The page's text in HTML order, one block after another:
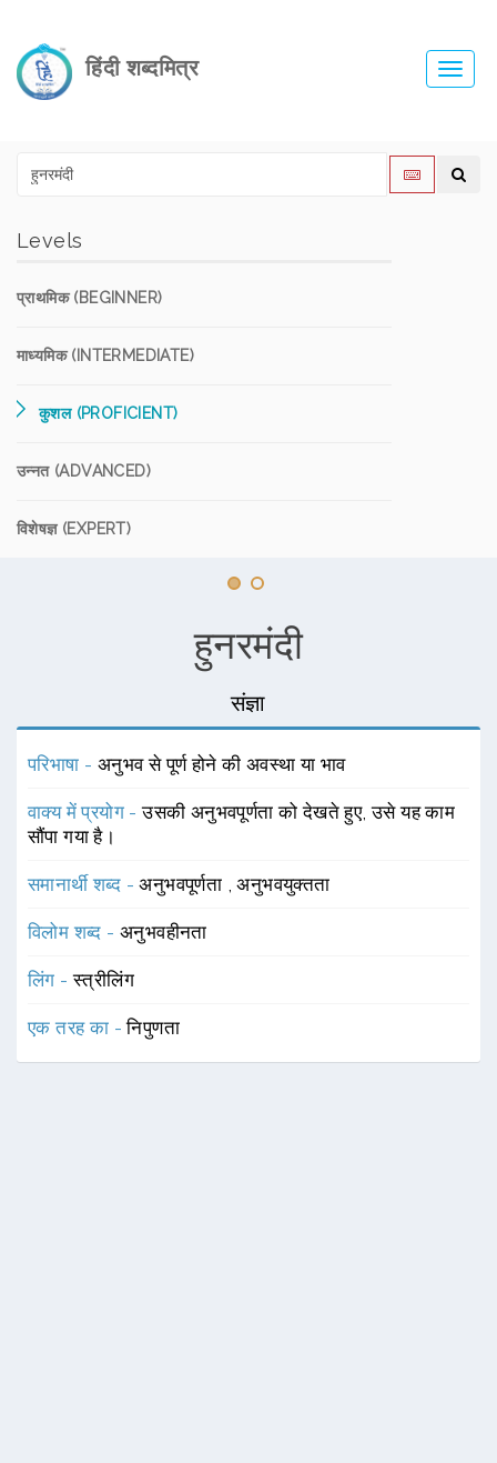
हिंदी शब्दमित्र
Levels
प्राथमिक (BEGINNER)
माध्यमिक (INTERMEDIATE)
कुशल (PROFICIENT)
उन्नत (ADVANCED)
विशेषज्ञ (EXPERT)
हुनरमंदी
संज्ञा
परिभाषा - अनुभव से पूर्ण होने की अवस्था या भाव
वाक्य में प्रयोग -उसकी अनुभवपूर्णता को देखते हुए, उसे यह काम
सौंपा गया है।
समानार्थी शब्द -अनुभवपूर्णता ,अनुभवयुक्तता
विलोम शब्द - अनुभवहीनता
लिंग -स्त्रीलिंग
एक तरह का -निपुणता